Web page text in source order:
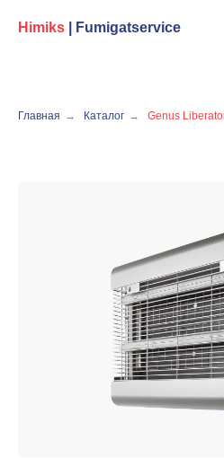
Himiks | Fumigatservice
Главная → Каталог → Genus